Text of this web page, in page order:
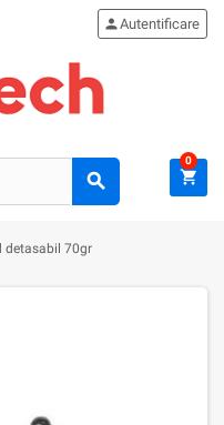
search
personAutentificare
shopping_cart
0
detasabil 70gr